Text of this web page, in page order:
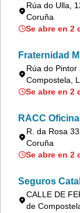
Rúa do Ulla,
Coruña
Se abre en 2
Fraternidad
Rúa do
Compostela,
Se abre en 2
RACC
R. da Rosa
Coruña
Se abre en 2
Seguros
CALLE DE
de